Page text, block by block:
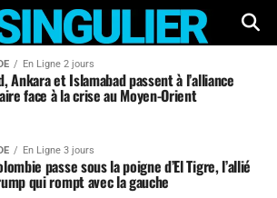
En Ligne 2 jours
Ankara et Islamabad passent à l’alliance
face à la crise au Moyen-Orient
En Ligne 3 jours
passe sous la poigne d’El Tigre, l’allié
qui rompt avec la gauche